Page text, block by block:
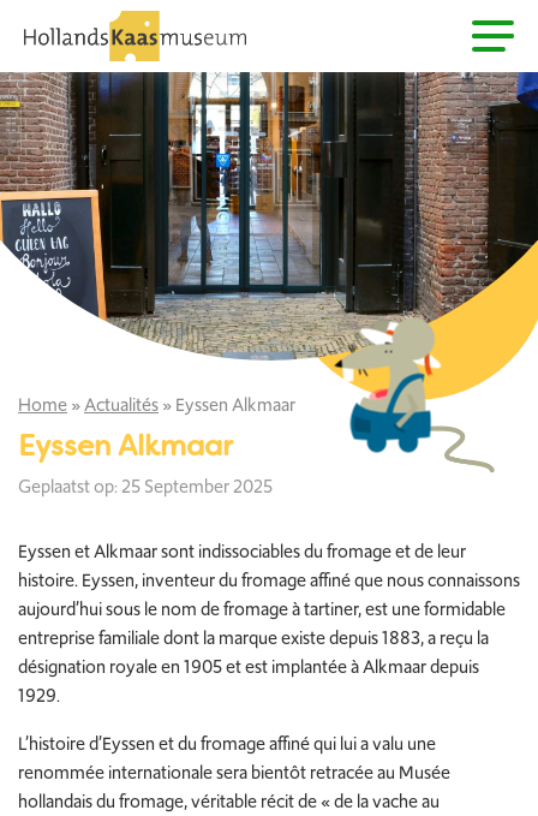
Home»Actualités»Eyssen Alkmaar
Eyssen Alkmaar
Geplaatst op: 25 September 2025
Eyssen et Alkmaar sont indissociables du fromage et de leur
histoire. Eyssen, inventeur du fromage affiné que nous connaissons
aujourd’hui sous le nom de fromage à tartiner, est une formidable
entreprise familiale dont la marque existe depuis 1883, a reçu la
désignation royale en 1905 et est implantée à Alkmaar depuis
1929.
L’histoire d’Eyssen et du fromage affiné qui lui a valu une
renommée internationale sera bientôt retracée au Musée
hollandais du fromage, véritable récit de « de la vache au